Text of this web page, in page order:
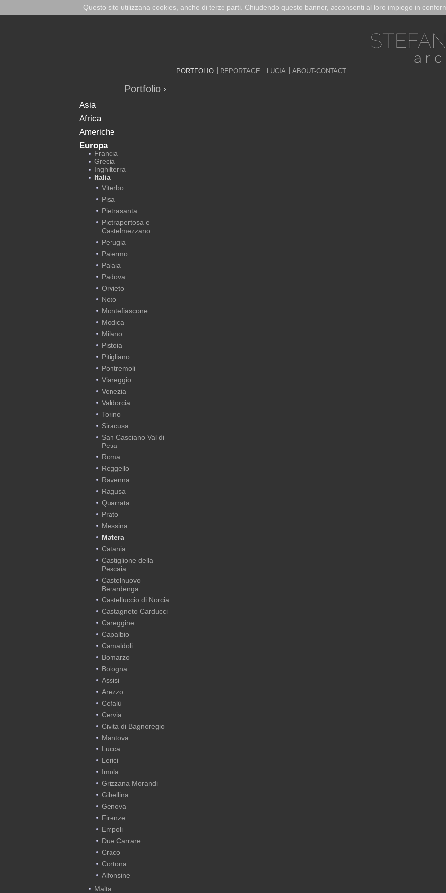
Questo sito utilizzana cookies, anche di terze parti. Chiudendo questo banner, acconsenti al loro impiego in
PORTFOLIO REPORTAGE LUCIA ABOUT-CONTACT
Portfolio
Asia
Africa
Americhe
Europa
Francia
Grecia
Inghilterra
Italia
Viterbo
Pisa
Pietrasanta
Pietrapertosa e
Castelmezzano
Perugia
Palermo
Palaia
Padova
Orvieto
Noto
Montefiascone
Modica
Milano
Pistoia
Pitigliano
Pontremoli
Viareggio
Venezia
Valdorcia
Torino
Siracusa
San Casciano Val di
Pesa
Roma
Reggello
Ravenna
Ragusa
Quarrata
Prato
Messina
Matera
Catania
Castiglione della
Pescaia
Castelnuovo
Berardenga
Castelluccio di Norcia
Castagneto Carducci
Careggine
Capalbio
Camaldoli
Bomarzo
Bologna
Assisi
Arezzo
Cefalù
Cervia
Civita di Bagnoregio
Mantova
Lucca
Lerici
Imola
Grizzana Morandi
Gibellina
Genova
Firenze
Empoli
Due Carrare
Craco
Cortona
Alfonsine
Malta